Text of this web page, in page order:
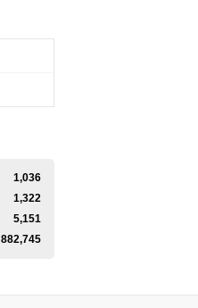
1,036
1,322
5,151
882,745